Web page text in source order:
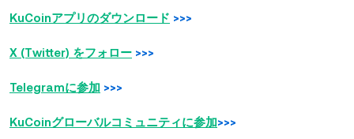
KuCoinアプリのダウンロード >>>
X (Twitter) をフォロー >>>
Telegramに参加 >>>
KuCoinグローバルコミュニティに参加>>>